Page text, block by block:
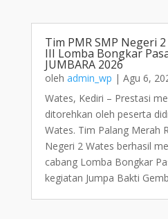
Tim PMR SMP Negeri
III Lomba Bongkar
JUMBARA 2026
oleh admin_wp | Agu 6,
Wates, Kediri – Prestasi
ditorehkan oleh peserta
Wates. Tim Palang Merah
Negeri 2 Wates berhasil
cabang Lomba Bongkar
kegiatan Jumpa Bakti